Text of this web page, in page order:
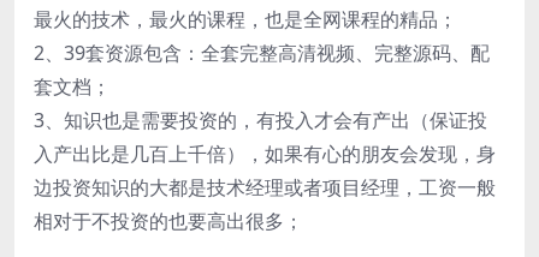
最火的技术，最火的课程，也是全网课程的精品；
2、39套资源包含：全套完整高清视频、完整源码、配
套文档；
3、知识也是需要投资的，有投入才会有产出（保证投
入产出比是几百上千倍），如果有心的朋友会发现，身
边投资知识的大都是技术经理或者项目经理，工资一般
相对于不投资的也要高出很多；